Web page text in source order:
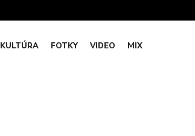
KULTÚRA FOTKY VIDEO MIX